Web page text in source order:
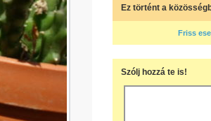
Ez történt a
Friss
Szólj hozzá te is!